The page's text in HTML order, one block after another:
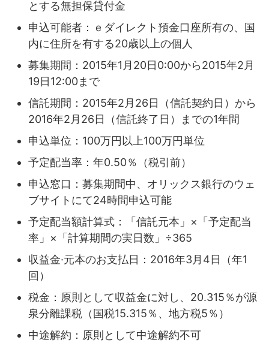
とする無担保貸付金
申込可能者：ｅダイレクト預金口座所有の、国
内に住所を有する20歳以上の個人
募集期間：2015年1月20日0:00から2015年2月
19日12:00まで
信託期間：2015年2月26日（信託契約日）から
2016年2月26日（信託終了日）までの1年間
申込単位：100万円以上100万円単位
予定配当率：年0.50％（税引前）
申込窓口：募集期間中、オリックス銀行のウェ
ブサイトにて24時間申込可能
予定配当額計算式：「信託元本」×「予定配当
率」×「計算期間の実日数」÷365
収益金·元本のお支払日：2016年3月4日（年1
回）
税金：原則として収益金に対し、20.315％が源
泉分離課税（国税15.315％、地方税5％）
中途解約：原則として中途解約不可